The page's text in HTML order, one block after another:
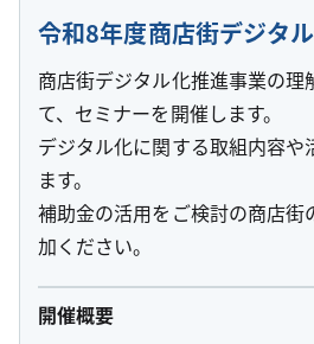
令和8年度商店街デジタ
商店街デジタル化推進事業の理
て、セミナーを開催します。
デジタル化に関する取組内容や
ます。
補助金の活用をご検討の商店街
加ください。
開催概要